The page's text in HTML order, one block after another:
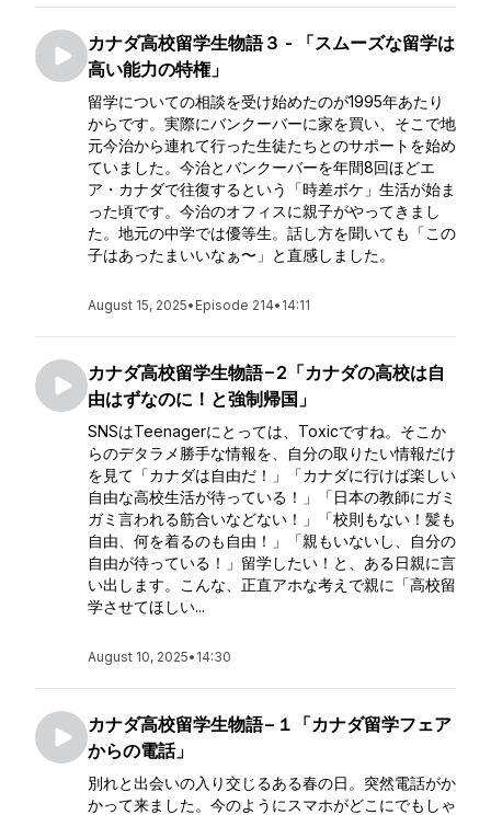
カナダ高校留学生物語３ - 「スムーズな留学は
高い能力の特権」
留学についての相談を受け始めたのが1995年あたり
からです。実際にバンクーバーに家を買い、そこで地
元今治から連れて行った生徒たちとのサポートを始め
ていました。今治とバンクーバーを年間8回ほどエ
ア・カナダで往復するという「時差ボケ」生活が始ま
った頃です。今治のオフィスに親子がやってきまし
た。地元の中学では優等生。話し方を聞いても「この
子はあったまいいなぁ〜」と直感しました。
August 15, 2025• Episode 214• 14:11
カナダ高校留学生物語−2「カナダの高校は自
由はずなのに！と強制帰国」
SNSはTeenagerにとっては、Toxicですね。そこか
らのデタラメ勝手な情報を、自分の取りたい情報だけ
を見て「カナダは自由だ！」「カナダに行けば楽しい
自由な高校生活が待っている！」「日本の教師にガミ
ガミ言われる筋合いなどない！」「校則もない！髪も
自由、何を着るのも自由！」「親もいないし、自分の
自由が待っている！」留学したい！と、ある日親に言
い出します。こんな、正直アホな考えで親に「高校留
学させてほしい...
August 10, 2025• 14:30
カナダ高校留学生物語−１「カナダ留学フェア
からの電話」
別れと出会いの入り交じるある春の日。突然電話がか
かって来ました。今のようにスマホがどこにでもしゃ